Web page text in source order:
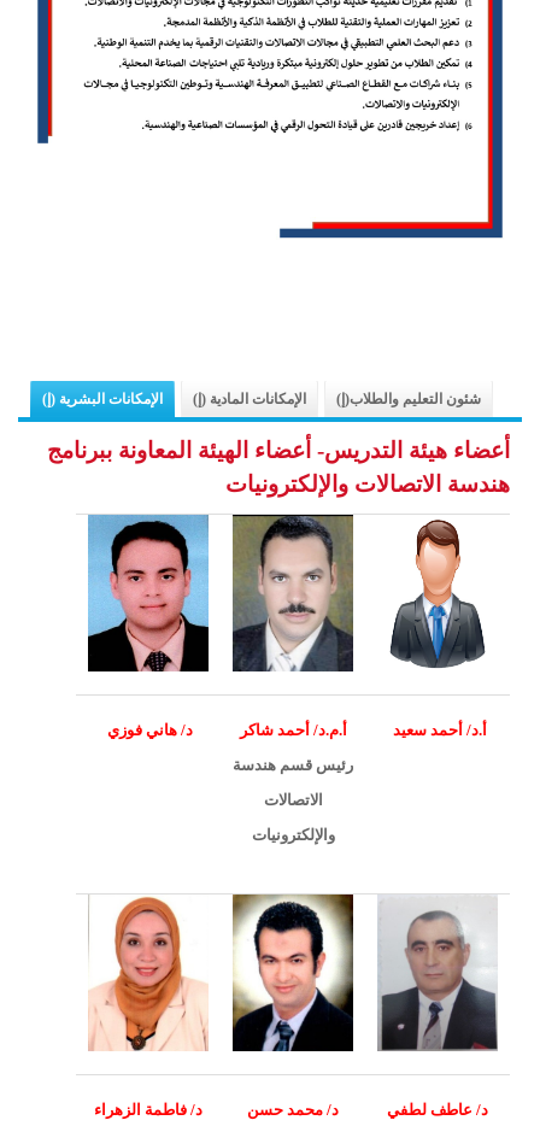
الإمكانات البشرية (إ) الإمكانات المادية (إ) شئون التعليم والطلاب(إ)
أعضاء هيئة التدريس- أعضاء الهيئة المعاونة ببرنامج
هندسة الاتصالات والإلكترونيات
أ.د/ أحمد سعيد
أ.م.د/ أحمد شاكر
رئيس قسم هندسة
الاتصالات
والإلكترونيات
د/ هاني فوزي
د/ عاطف لطفي د/ محمد حسن د/ فاطمة الزهراء